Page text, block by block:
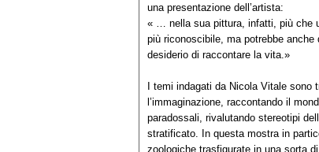
una presentazione dell’artista:
« … nella sua pittura, infatti, più che
più riconoscibile, ma potrebbe
desiderio di raccontare la vita.»
I temi indagati da Nicola Vitale
l’immaginazione, raccontando il
paradossali, rivalutando stereotipi
stratificato. In questa mostra in
zoologiche trasfigurate in una sorta